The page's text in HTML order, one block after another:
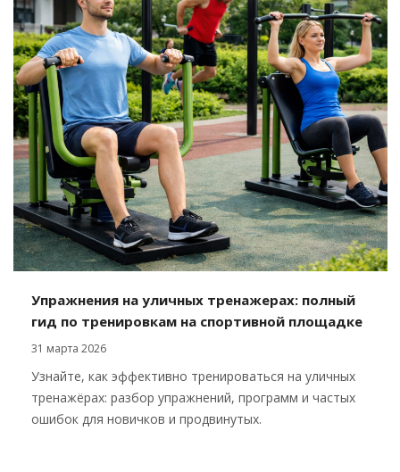
Упражнения на уличных тренажерах: полный
гид по тренировкам на спортивной площадке
31 марта 2026
Узнайте, как эффективно тренироваться на уличных
тренажёрах: разбор упражнений, программ и частых
ошибок для новичков и продвинутых.